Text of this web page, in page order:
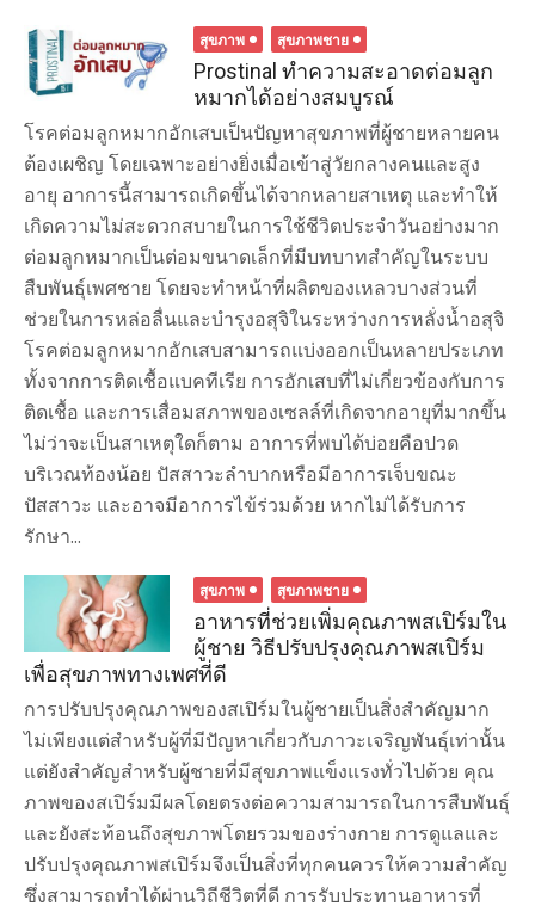
สุขภาพ สุขภาพชาย
Prostinal ทำความสะอาดต่อมลูก
หมากได้อย่างสมบูรณ์
โรคต่อมลูกหมากอักเสบเป็นปัญหาสุขภาพที่ผู้ชายหลายคน
ต้องเผชิญ โดยเฉพาะอย่างยิ่งเมื่อเข้าสู่วัยกลางคนและสูง
อายุ อาการนี้สามารถเกิดขึ้นได้จากหลายสาเหตุ และทำให้
เกิดความไม่สะดวกสบายในการใช้ชีวิตประจำวันอย่างมาก
ต่อมลูกหมากเป็นต่อมขนาดเล็กที่มีบทบาทสำคัญในระบบ
สืบพันธุ์เพศชาย โดยจะทำหน้าที่ผลิตของเหลวบางส่วนที่
ช่วยในการหล่อลื่นและบำรุงอสุจิในระหว่างการหลั่งน้ำอสุจิ
โรคต่อมลูกหมากอักเสบสามารถแบ่งออกเป็นหลายประเภท
ทั้งจากการติดเชื้อแบคทีเรีย การอักเสบที่ไม่เกี่ยวข้องกับการ
ติดเชื้อ และการเสื่อมสภาพของเซลล์ที่เกิดจากอายุที่มากขึ้น
ไม่ว่าจะเป็นสาเหตุใดก็ตาม อาการที่พบได้บ่อยคือปวด
บริเวณท้องน้อย ปัสสาวะลำบากหรือมีอาการเจ็บขณะ
ปัสสาวะ และอาจมีอาการไข้ร่วมด้วย หากไม่ได้รับการ
รักษา...
สุขภาพ สุขภาพชาย
อาหารที่ช่วยเพิ่มคุณภาพสเปิร์มใน
ผู้ชาย วิธีปรับปรุงคุณภาพสเปิร์ม
เพื่อสุขภาพทางเพศที่ดี
การปรับปรุงคุณภาพของสเปิร์มในผู้ชายเป็นสิ่งสำคัญมาก
ไม่เพียงแต่สำหรับผู้ที่มีปัญหาเกี่ยวกับภาวะเจริญพันธุ์เท่านั้น
แต่ยังสำคัญสำหรับผู้ชายที่มีสุขภาพแข็งแรงทั่วไปด้วย คุณ
ภาพของสเปิร์มมีผลโดยตรงต่อความสามารถในการสืบพันธุ์
และยังสะท้อนถึงสุขภาพโดยรวมของร่างกาย การดูแลและ
ปรับปรุงคุณภาพสเปิร์มจึงเป็นสิ่งที่ทุกคนควรให้ความสำคัญ
ซึ่งสามารถทำได้ผ่านวิถีชีวิตที่ดี การรับประทานอาหารที่